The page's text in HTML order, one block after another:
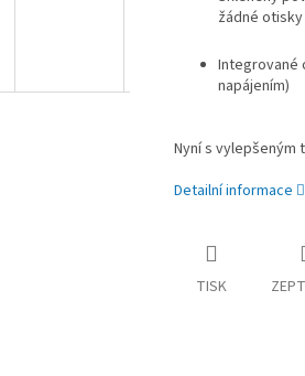
žádné
Integrované
napájením)
Nyní s vylepšeným
Detailní informace
TISK